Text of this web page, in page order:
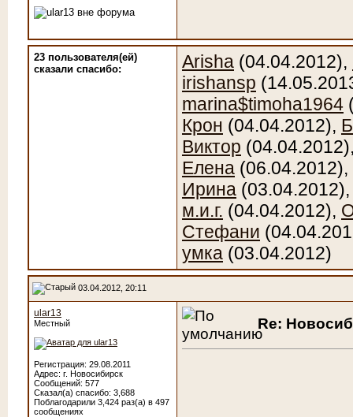
23 пользователя(ей)
сказали cпасибо:
Arisha (04.04.2012),
irishansp
marina$timoha1964
Крон (04.04.2012),
Виктор
Елена (06.04.2012),
Ирина
м.и.г. (04.04.2012),
Стефани
умка (03.04.2012)
03.04.2012, 20:11
ular13
Местный
Регистрация: 29.08.2011
Адрес: г. Новосибирск
Сообщений: 577
Сказал(а) спасибо: 3,688
Поблагодарили 3,424 раз(а) в 497
сообщениях
Re: